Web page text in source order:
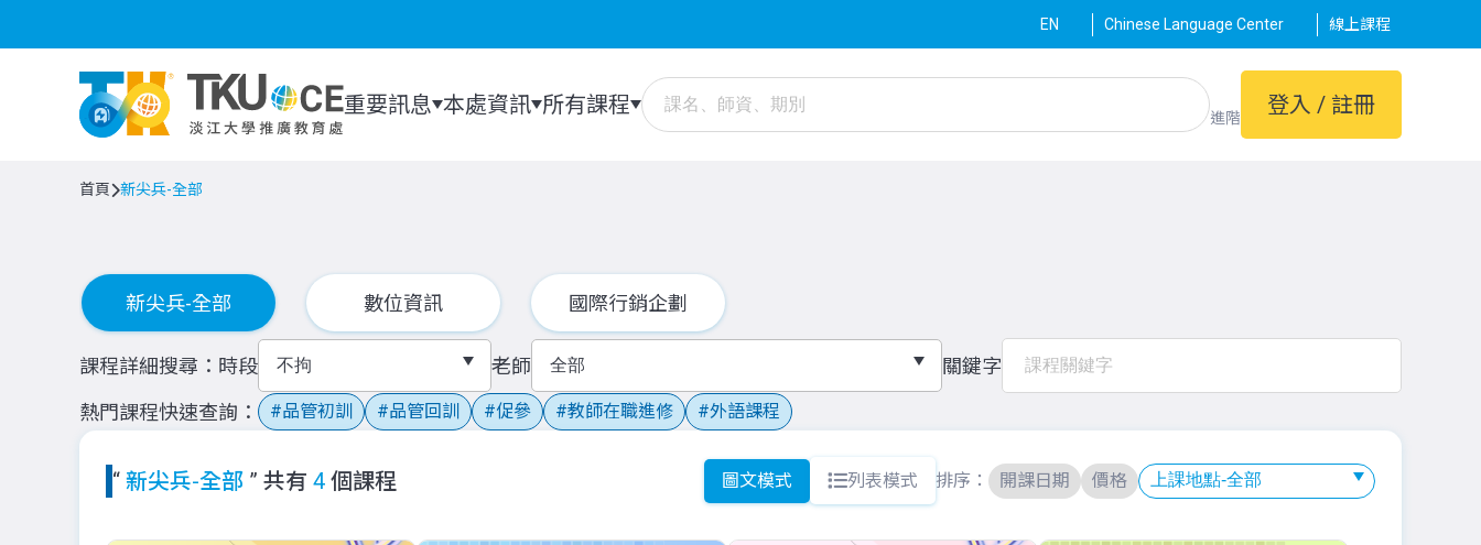
EN Chinese Language Center 線上課程
重要訊息 本處資訊 所有課程 進階 登入 / 註冊
首頁 新尖兵-全部
新尖兵-全部 數位資訊 國際行銷企劃
課程詳細搜尋 時段 老師
關鍵字
熱門課程快速查詢
品管初訓 品管回訓 促參 教師在職進修 外語課程
“ 新尖兵-全部 ” 共有 4 個課程 圖文模式 列表模式 排序： 開課日期 價格